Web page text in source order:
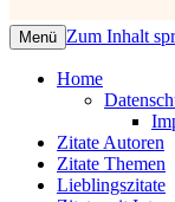
Menü Zum Inhalt
Home
Zitate Autoren
Zitate Themen
Lieblingszitate